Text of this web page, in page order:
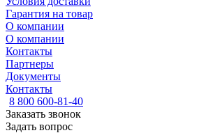
Гарантия на товар
О компании
О компании
Контакты
Партнеры
Документы
Контакты
8 800 600-81-40
Заказать звонок
Задать вопрос